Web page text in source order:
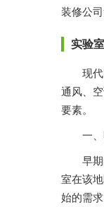
装修公司
实验
现代实验
通风
要素。
一、明
早期的
室在该地
始的需求